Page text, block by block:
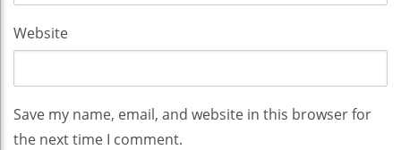
Website
Save my name, email, and website in this browser for
the next time I comment.